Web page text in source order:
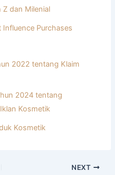
Z dan Milenial
Influence Purchases
2022 tentang Klaim
2024 tentang
Kosmetik
Kosmetik
NEXT